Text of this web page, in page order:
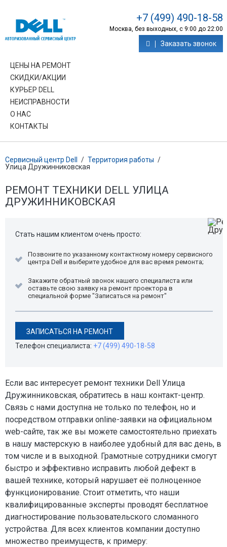
+7 (499) 490-18-58
Москва, без выходных, с 9:00 до 22:00
Заказать звонок
ЦЕНЫ НА РЕМОНТ
СКИДКИ/АКЦИИ
КУРЬЕР DELL
НЕИСПРАВНОСТИ
О НАС
КОНТАКТЫ
Сервисный центр Dell / Территория работы /
Улица Дружинниковская
РЕМОНТ ТЕХНИКИ DELL УЛИЦА
ДРУЖИННИКОВСКАЯ
Стать нашим клиентом очень просто:
Позвоните по указанному контактному номеру сервисного
центра Dell и выберите удобное для вас время ремонта;
Закажите обратный звонок нашего специалиста или
оставьте свою заявку на ремонт проектора в
специальной форме "Записаться на ремонт"
ЗАПИСАТЬСЯ НА РЕМОНТ
Телефон специалиста: +7 (499) 490-18-58
Если вас интересует ремонт техники Dell Улица
Дружинниковская, обратитесь в наш контакт-центр.
Связь с нами доступна не только по телефон, но и
посредством отправки online-заявки на официальном
web-сайте, так же вы можете самостоятельно приехать
в нашу мастерскую в наиболее удобный для вас день, в
том числе и в выходной. Грамотные сотрудники смогут
быстро и эффективно исправить любой дефект в
вашей технике, который нарушает её полноценное
функционирование. Стоит отметить, что наши
квалифицированные эксперты проводят бесплатное
диагностирование пользовательского сломанного
устройства. Для всех клиентов компании доступно
множество преимуществ, к примеру: